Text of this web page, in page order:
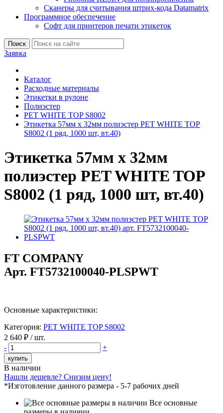
Сканеры для считывания штрих-кода Datamatrix
Программное обеспечение
Софт для принтеров печати этикеток
Поиск
Заявка
Каталог
Расходные материалы
Этикетки в рулоне
Полиэстер
PET WHITE TOP S8002
Этикетка 57мм х 32мм полиэстер PET WHITE TOP
S8002 (1 ряд, 1000 шт, вт.40)
Этикетка 57мм х 32мм
полиэстер PET WHITE TOP
S8002 (1 ряд, 1000 шт, вт.40)
FT COMPANY
Арт. FT5732100040-PLSPWT
Основные характеристики:
Категория: PET WHITE TOP S8002
2 640 ₽ / шт.
-
+
купить
В наличии
Нашли дешевле? Снизим цену!
*Изготовление данного размера - 5-7 рабочих дней
Все основные